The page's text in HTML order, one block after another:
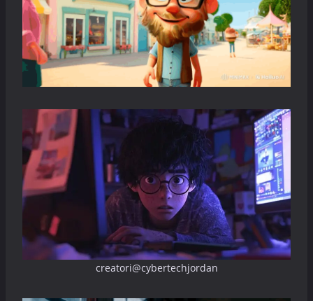
creatori@cybertechjordan